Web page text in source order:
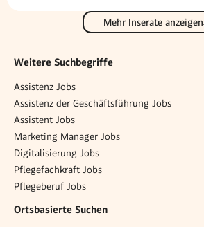
Mehr Inserate anzeigen
Weitere Suchbegriffe
Assistenz Jobs
Assistenz der Geschäftsführung Jobs
Assistent Jobs
Marketing Manager Jobs
Digitalisierung Jobs
Pflegefachkraft Jobs
Pflegeberuf Jobs
Ortsbasierte Suchen